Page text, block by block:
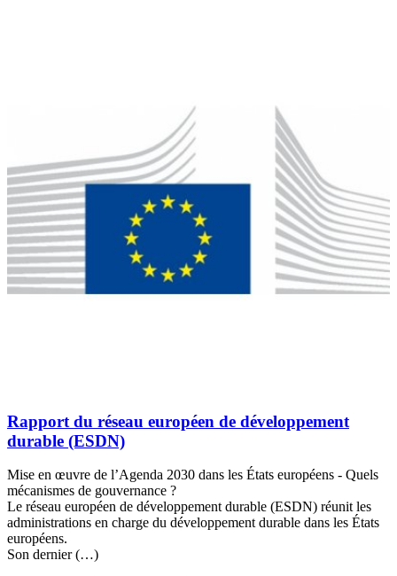
Rapport du réseau européen de développement
durable (ESDN)
Mise en œuvre de l’Agenda 2030 dans les États européens - Quels
mécanismes de gouvernance ?
Le réseau européen de développement durable (ESDN) réunit les
administrations en charge du développement durable dans les États
européens.
Son dernier (…)